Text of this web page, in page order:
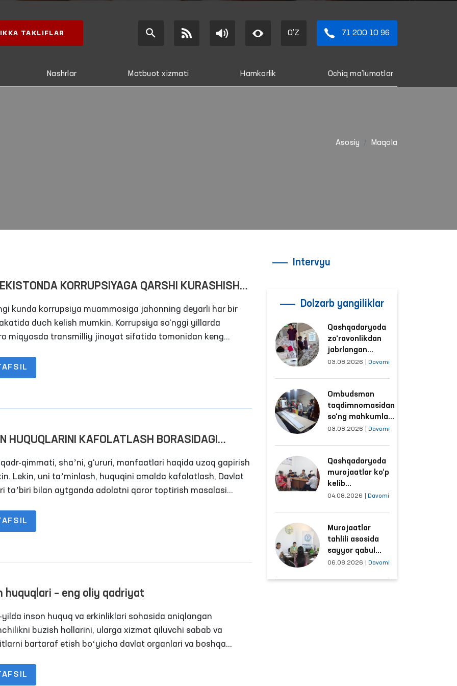
TAKLIFLAR O'Z 71 200 10 96
Nashrlar Matbuot xizmati Hamkorlik Ochiq ma'lumotlar
Asosiy Maqola
KORRUPSIYAGA QARSHI KURASHISH
DAVLAT SIYOSATINI TAKOMILLASHTIRTISH
kunda korrupsiya muammosiga jahonning deyarli har bir
duch kelish mumkin. Korrupsiya so‘nggi yillarda
miqyosda transmilliy jinoyat sifatida tomonidan keng
HUQUQLARINI KAFOLATLASH BORASIDAGI
QADAM
qadr-qimmati, shaʼni, g‘ururi, manfaatlari haqida uzoq gapirish
Lekin, uni taʼminlash, huquqini amalda kafolatlash, Davlat
taʼbiri bilan aytganda adolatni qaror toptirish masalasi
o‘z fuqarolari erkinligini mutlaq kafolatlash mumkin
biror bir mexanizm yoki formula ishlab chiqqan emas.
huquqlari – eng oliy qadriyat
inson huquq va erkinliklari sohasida aniqlangan
buzish hollarini, ularga xizmat qiluvchi sabab va
bartaraf etish boʻyicha davlat organlari va boshqa
Intervyu
Dolzarb yangiliklar
Qashqadaryoda
zo‘ravonlikdan
jabrlangan
ayolning holati
o‘rganildi
03.08.2026 Davomi
Ombudsman
taqdimnomasidan
so‘ng mahkumlar
mehnat
sharoitlar
yaxshilandi
03.08.2026 Davomi
Qashqadaryoda
murojaatlar ko‘p
kelib
tushayotgan
yo‘lga qo‘yildi
04.08.2026 Davomi
Murojaatlar
tahlili asosida
sayyor qabul
o‘tkaziladigan
06.08.2026 Davomi